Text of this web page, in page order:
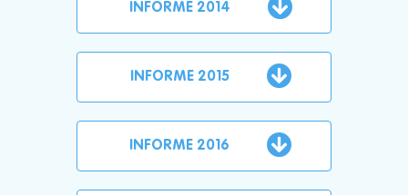
INFORME 2014
INFORME 2015
INFORME 2016